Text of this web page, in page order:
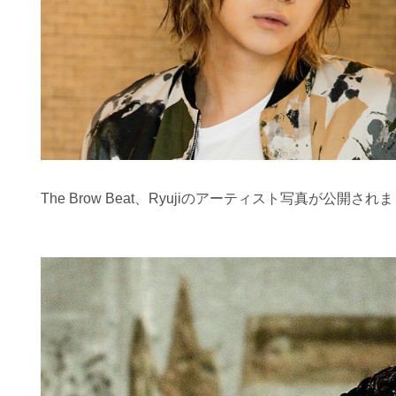
The Brow Beat、Ryujiのアーティスト写真が公開され